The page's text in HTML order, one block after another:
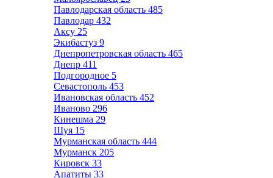
Павлодарская область 485
Павлодар 432
Аксу 25
Экибастуз 9
Днепропетровская область 465
Днепр 411
Подгородное 5
Севастополь 453
Ивановская область 452
Иваново 296
Кинешма 29
Шуя 15
Мурманская область 444
Мурманск 205
Кировск 33
Апатиты 33